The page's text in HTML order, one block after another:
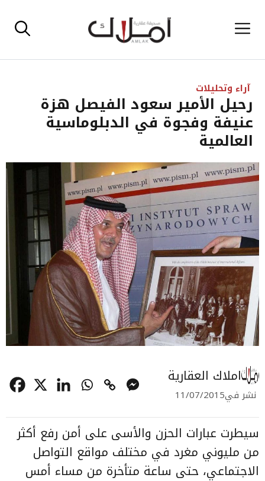
إلى القائمة
آراء وتحليلات
رحيل الأمير سعود الفيصل هزة
عنيفة وفجوة في الدبلوماسية
العالمية
املاك العقارية
نشر في11/07/2015
سيطرت عبارات الحزن والأسى على أمن رفع أكثر
من مليوني مغرد في مختلف مواقع التواصل
الاجتماعي، حتى ساعة متأخرة من مساء أمس